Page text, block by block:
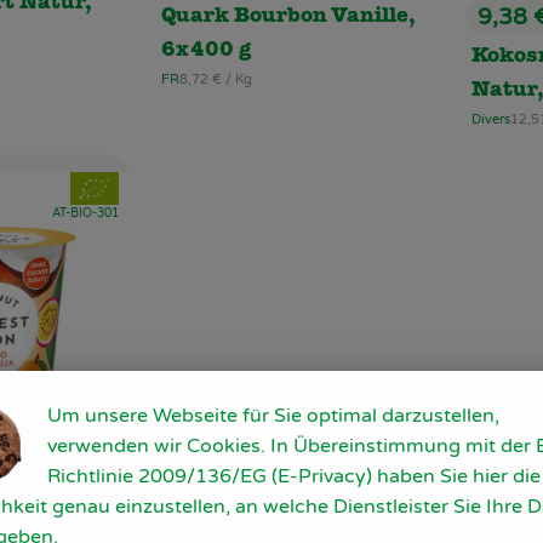
Natur,
Quark Bourbon Vanille,
6x400 g
, Herkunft:
FR, Referenzpreis:
8,72 € / Kg
,
9,38
, Herkunft:
Divers,
Produkt zum Warenkorb hinzufügen
, Verband:
, Kontrollstelle:
AT-BIO-301
Favouriten hinzufügen
Um unsere Webseite für Sie optimal darzustellen,
verwenden wir Cookies. In Übereinstimmung mit der
Richtlinie 2009/136/EG (E-Privacy) haben Sie hier die
genau einzustellen, an welche Dienstleister Sie Ihre